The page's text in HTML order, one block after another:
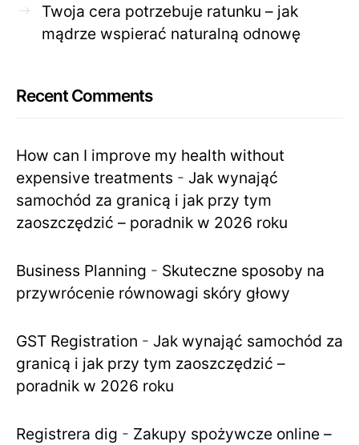
Twoja cera potrzebuje ratunku – jak
mądrze wspierać naturalną odnowę
Recent Comments
How can I improve my health without
expensive treatments - Jak wynająć
samochód za granicą i jak przy tym
zaoszczędzić – poradnik w 2026 roku
Business Planning - Skuteczne sposoby na
przywrócenie równowagi skóry głowy
GST Registration - Jak wynająć samochód za
granicą i jak przy tym zaoszczędzić –
poradnik w 2026 roku
Registrera dig - Zakupy spożywcze online –